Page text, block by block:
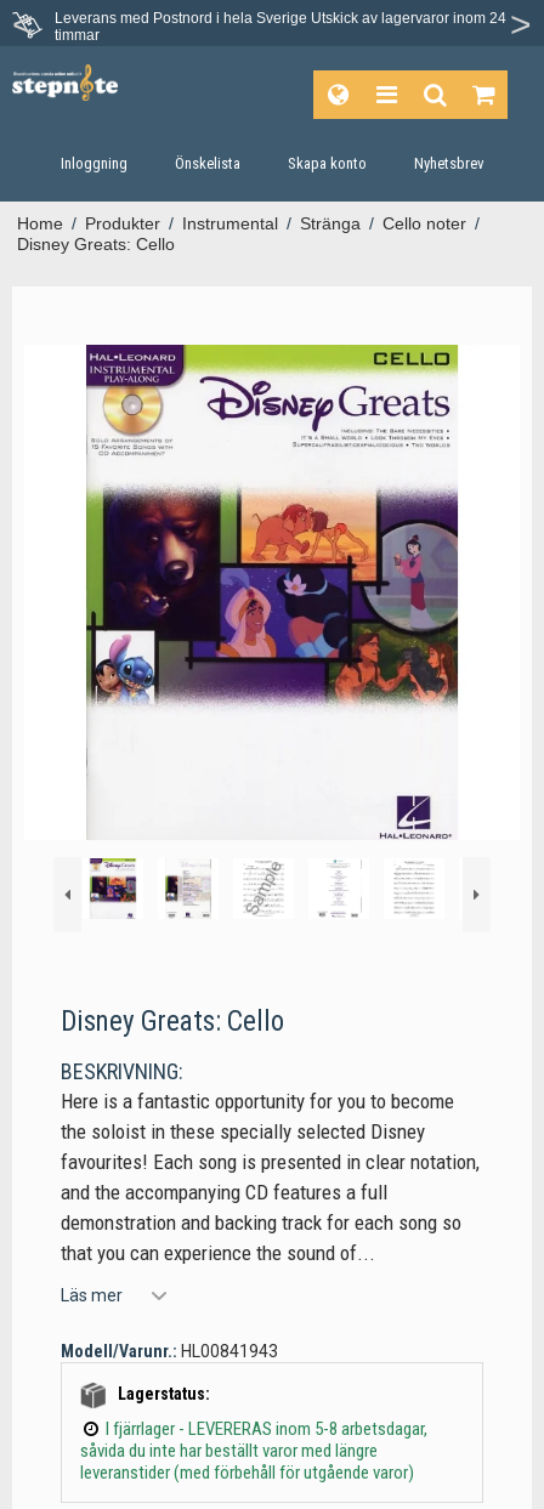
Leverans med Postnord i hela Sverige Utskick av lagervaror inom 24
timmar
Du har 30 dagars ångerrätt.
Inloggning Önskelista Skapa konto Nyhetsbrev
Home / Produkter / Instrumental / Stränga / Cello noter /
Disney Greats: Cello
Disney Greats: Cello
BESKRIVNING:
Here is a fantastic opportunity for you to become
the soloist in these specially selected Disney
favourites! Each song is presented in clear notation,
and the accompanying CD features a full
demonstration and backing track for each song so
that you can experience the sound of...
Läs mer
Modell/Varunr.: HL00841943
Lagerstatus:
I fjärrlager - LEVERERAS inom 5-8 arbetsdagar,
såvida du inte har beställt varor med längre
leveranstider (med förbehåll för utgående varor)